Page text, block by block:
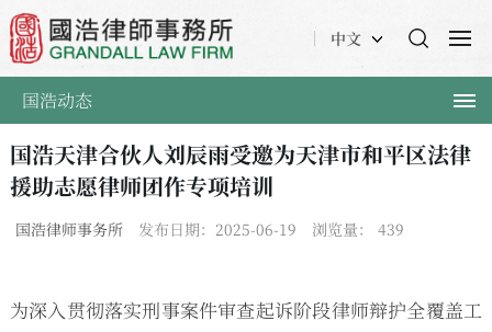
中文
国浩动态
国浩天津合伙人刘辰雨受邀为天津市和平区法律
援助志愿律师团作专项培训
国浩律师事务所 发布日期：2025-06-19 浏览量： 439
为深入贯彻落实刑事案件审查起诉阶段律师辩护全覆盖工